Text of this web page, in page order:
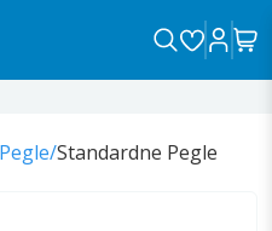
Pegle/Standardne Pegle